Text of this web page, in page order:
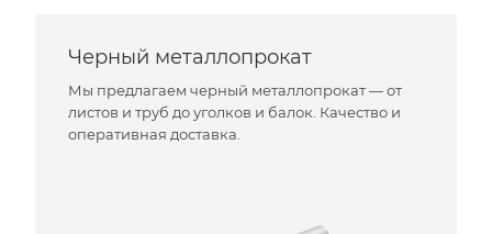
Черный металлопрокат
Мы предлагаем черный металлопрокат — от
листов и труб до уголков и балок. Качество и
оперативная доставка.